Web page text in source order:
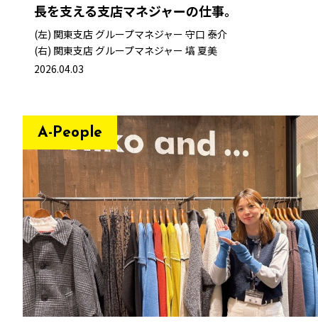
長を支える支店マネジャーの仕事。
(左) 関東支店 グループマネジャー 守口 泰介
(右) 関東支店 グループマネジャー 塙 夏美
2026.04.03
A-People